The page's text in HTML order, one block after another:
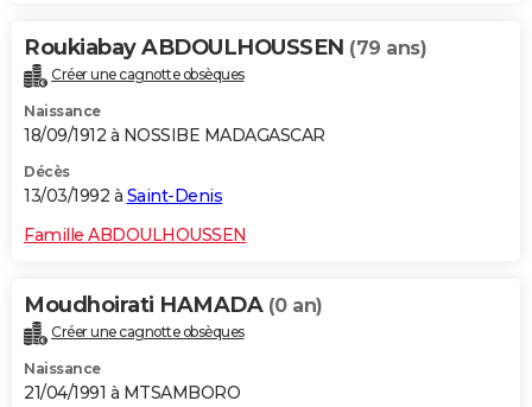
GUIDES D'ACHAT
BONS PLANS
CARTE DE VOEUX
COPAINS D'AVANT
S'inscrire
Se connecter
Lycées
Collèges
Primaires
Universités
Entreprises
Service militaire
Avis de recherche
AVIS DE DÉCÈS
Roukiabay ABDOULHOUSSEN (79 ans)
Créer une cagnotte obsèques
Naissance
18/09/1912 à NOSSIBE MADAGASCAR
Décès
13/03/1992 à Saint-Denis
Famille ABDOULHOUSSEN
Moudhoirati HAMADA (0 an)
Créer une cagnotte obsèques
Naissance
21/04/1991 à MTSAMBORO